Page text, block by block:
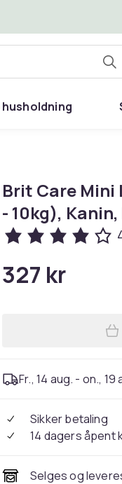
husholdning
Brit Care Mini
- 10kg), Kanin,
327 kr
Fr., 14 aug. - on., 19
Sikker betaling
14 dagers åpent
Selges og